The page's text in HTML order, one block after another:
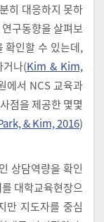
히 대응하지 못하
구동향을 살펴보
확인할 수 있는데,
거나(Kim & Kim,
에서 NCS 교육과
점을 제공한 몇몇
& Kim, 2016)
상담역량을 확인
대학교육현장으
만 지도자를 중심